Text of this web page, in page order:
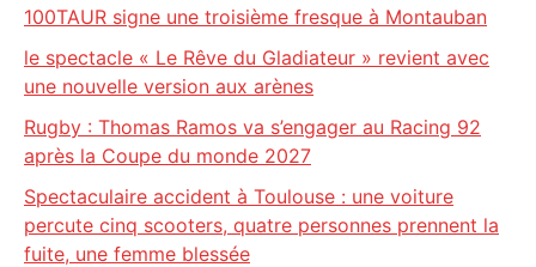
100TAUR signe une troisième fresque à Montauban
le spectacle « Le Rêve du Gladiateur » revient avec
une nouvelle version aux arènes
Rugby : Thomas Ramos va s’engager au Racing 92
après la Coupe du monde 2027
Spectaculaire accident à Toulouse : une voiture
percute cinq scooters, quatre personnes prennent la
fuite, une femme blessée